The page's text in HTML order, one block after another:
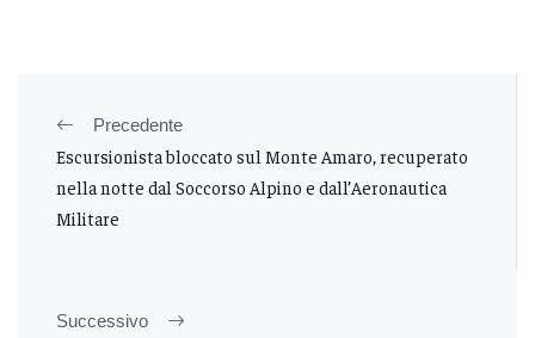
Precedente
Escursionista bloccato sul Monte Amaro, recuperato
nella notte dal Soccorso Alpino e dall’Aeronautica
Militare
Successivo